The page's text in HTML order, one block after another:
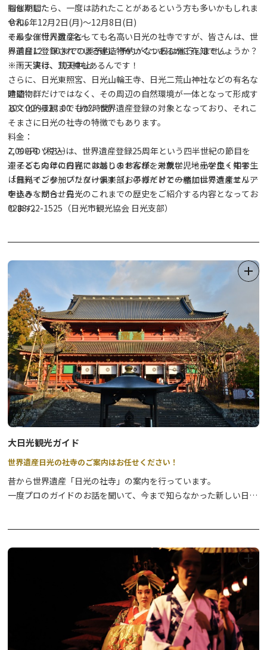
もしかしたら、一度は訪れたことがあるという方も多いかもしれま
せん。
そんな、世界遺産としても名高い日光の社寺ですが、皆さんは、世
界遺産に登録されている建造物がいくつあるかご存知でしょうか？
・・・実は、103棟もあるんです！
さらに、日光東照宮、日光山輪王寺、日光二荒山神社などの有名な
建造物群だけではなく、その周辺の自然環境が一体となって形成す
る文化的景観までもが、世界遺産登録の対象となっており、それこ
そまさに日光の社寺の特徴でもあります。
こちらのツアーは、世界遺産登録25周年という四半世紀の節目を
迎えるこの年に日光にお越しのお客様を対象に、地元を良く知る
「日光インタープリター俱楽部」のガイドと一緒に世界遺産エリア
を歩きながら、日光のこれまでの歴史をご紹介する内容となってお
ります。
開催期間：
令和6年12月2日(月)～12月8日(日)
※最少催行人数 2名～
※前日12：00までの要予約、予約がない日は催行しません
※雨天決行、荒天中止
時間：
10：00～12：00（約2時間）
料金：
2,000円（税込）
※子ども向けの内容ではありませんが、未就学児・小学生・中学生
は無料でご参加いただけます（お子様だけでの参加はできません）
申込み・問合せ先：
0288-22-1525（日光市観光協会 日光支部）
大日光観光ガイド
世界遺産日光の社寺のご案内はお任せください！
昔から世界遺産「日光の社寺」の案内を行っています。
一度プロのガイドのお話を聞いて、今まで知らなかった新しい日光